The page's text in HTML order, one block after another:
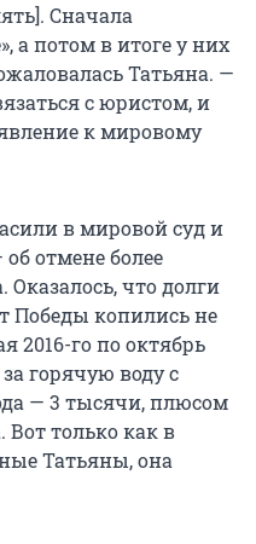
Сначала
а потом в итоге у них
Татьяна. —
с юристом, и
к мировому
в мировой суд и
отмене более
Оказалось, что долги
Победы копились не
2016-го по октябрь
горячую воду с
— 3 тысячи, плюсом
только как в
Татьяны, она